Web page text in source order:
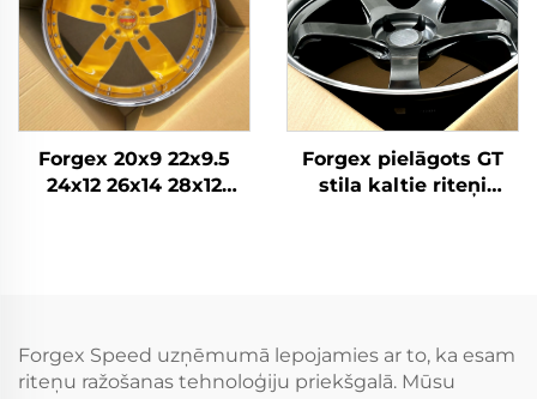
Forgex 20x9 22x9.5
24x12 26x14 28x12
Forgex pielāgots GT
stila kaltie riteņi
Forgex Speed uzņēmumā lepojamies ar to, ka esam
riteņu ražošanas tehnoloģiju priekšgalā. Mūsu